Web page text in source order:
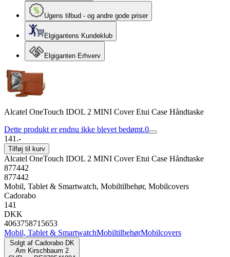
Ugens tilbud - og andre gode priser
Elgigantens Kundeklub
Elgiganten Erhverv
Alcatel OneTouch IDOL 2 MINI Cover Etui Case Håndtaske
Dette produkt er endnu ikke blevet bedømt.0
141.-
Tilføj til kurv
Alcatel OneTouch IDOL 2 MINI Cover Etui Case Håndtaske
877442
877442
Mobil, Tablet & Smartwatch, Mobiltilbehør, Mobilcovers
Cadorabo
141
DKK
4063758715653
Mobil, Tablet & SmartwatchMobiltilbehørMobilcovers
Solgt af Cadorabo DK
Am Kirschbaum 2